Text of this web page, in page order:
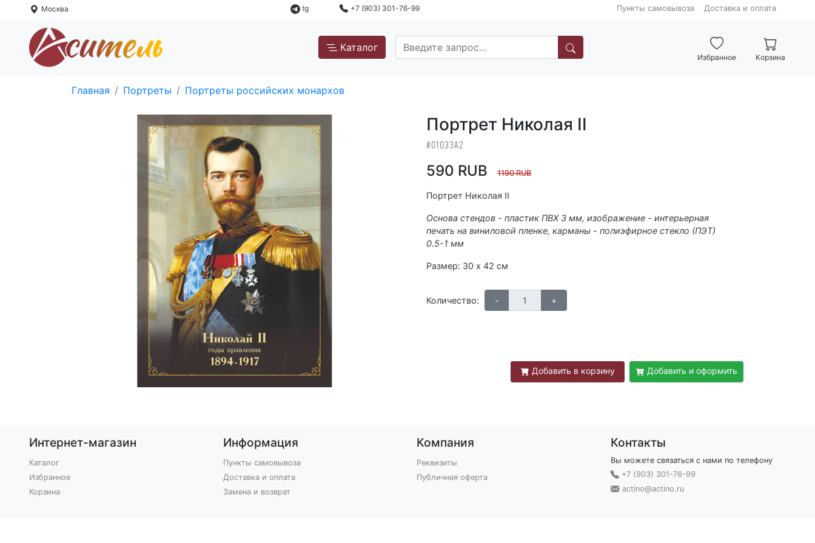
Москва tg +7 (903) 301-76-99 Пункты самовывоза Доставка и оплата
Каталог
Избранное Корзина
Главная Портреты Портреты российских монархов
Портрет Николая II
#01033А2
590 RUB 1190 RUB
Портрет Николая II
Основа стендов - пластик ПВХ 3 мм, изображение - интерьерная
печать на виниловой пленке, карманы - полиэфирное стекло (ПЭТ)
0.5-1 мм
Размер: 30 х 42 см
Количество:
Добавить в корзину Добавить и оформить
Интернет-магазин
Каталог
Избранное
Корзина
Информация
Пункты самовывоза
Доставка и оплата
Замена и возврат
Компания
Реквизиты
Публичная оферта
Контакты
Вы можете связаться с нами по телефону
+7 (903) 301-76-99
actino@actino.ru